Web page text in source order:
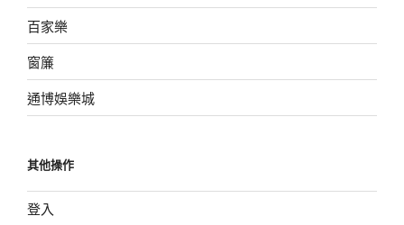
百家樂
窗簾
通博娛樂城
其他操作
登入